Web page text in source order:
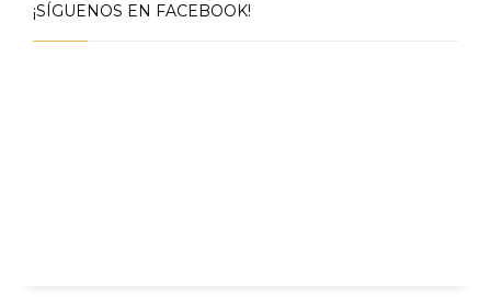
¡SÍGUENOS EN FACEBOOK!